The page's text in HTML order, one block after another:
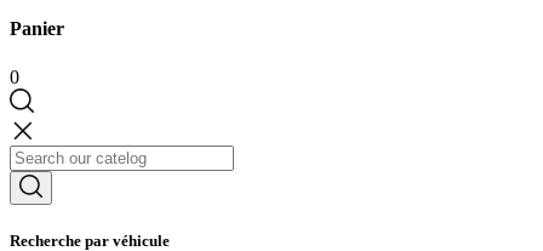
Panier
0
Recherche par véhicule